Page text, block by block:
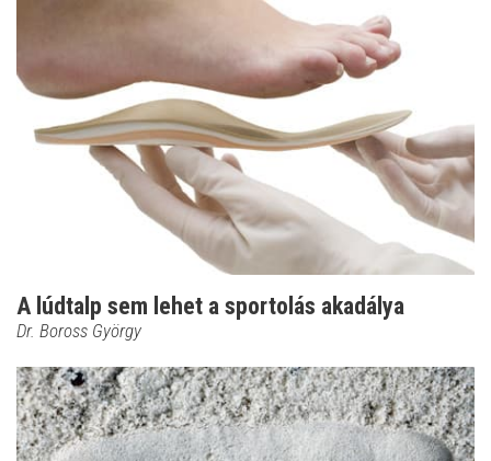
A lúdtalp sem lehet a sportolás akadálya
Dr. Boross György